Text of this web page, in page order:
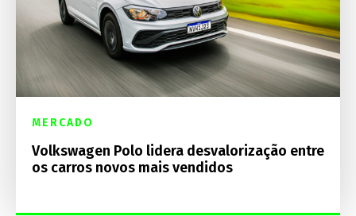
MERCADO
Volkswagen Polo lidera desvalorização entre
os carros novos mais vendidos